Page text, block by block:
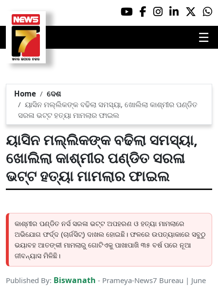
☰
Home
ଦେଶ
ୟାସିନ ମଲ୍ଲିକଙ୍କ ବଢିଲା ସମସ୍ୟା, ଖୋଲିଲା କାଶ୍ମୀର ପଣ୍ଡିତ
ସରଳା ଭଟ୍ଟ ହତ୍ୟା ମାମଲାର ଫାଇଲ
ୟାସିନ ମଲ୍ଲିକଙ୍କ ବଢିଲା ସମସ୍ୟା,
ଖୋଲିଲା କାଶ୍ମୀର ପଣ୍ଡିତ ସରଳା
ଭଟ୍ଟ ହତ୍ୟା ମାମଲାର ଫାଇଲ
କାଶ୍ମୀର ପଣ୍ଡିତ ନର୍ସ ସରଳା ଭଟ୍ଟ ଅପହରଣ ଓ ହତ୍ୟା ମାମଲାରେ
ଅଭିଯୋଗ ଫର୍ଦ୍ଦ (ଚାର୍ଜସିଟ୍) ଦାଖଲ ହୋଇଛି। ଫଳରେ ଉପତ୍ୟାକାରେ ସବୁଠୁ
ଭୟାବହ ଆତଙ୍କୀ ମାମଲାରୁ ଗୋଟିଏକୁ ପାଖାପାଖି ୩୫ ବର୍ଷ ପରେ ନୂଆ
ଜୀବନ୍ୟାସ ମିଳିଛି।
Published By: Biswanath - Prameya-News7 Bureau | June